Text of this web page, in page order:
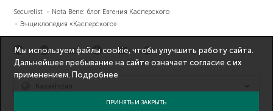
Securelist
Nota Bene: блог Евгения Касперского
Энциклопедия «Касперского»
Kazakhstan
Мы используем файлы cookie, чтобы улучшить работу сайта.
Дальнейшее пребывание на сайте означает согласие с их
применением. Подробнее
ПРИНЯТЬ И ЗАКРЫТЬ